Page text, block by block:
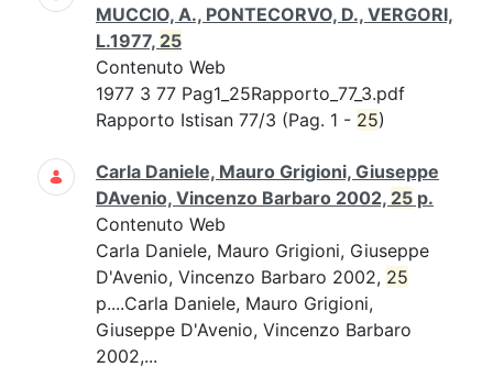
MUCCIO, A., PONTECORVO, D., VERGORI,
L.1977, 25
Contenuto Web
1977 3 77 Pag1_25Rapporto_77_3.pdf
Rapporto Istisan 77/3 (Pag. 1 - 25)
Carla Daniele, Mauro Grigioni, Giuseppe
DAvenio, Vincenzo Barbaro 2002, 25 p.
Contenuto Web
Carla Daniele, Mauro Grigioni, Giuseppe
D'Avenio, Vincenzo Barbaro 2002, 25
p....Carla Daniele, Mauro Grigioni,
Giuseppe D'Avenio, Vincenzo Barbaro
2002,...